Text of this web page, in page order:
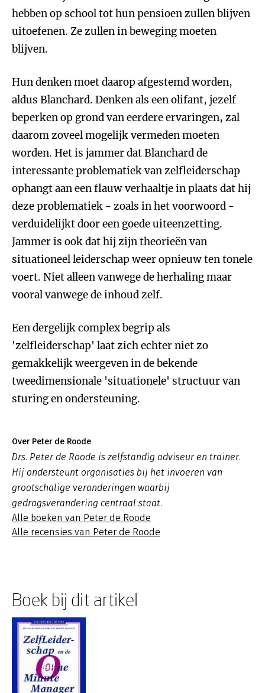
hebben op school tot hun pensioen zullen blijven
uitoefenen. Ze zullen in beweging moeten
blijven.
Hun denken moet daarop afgestemd worden,
aldus Blanchard. Denken als een olifant, jezelf
beperken op grond van eerdere ervaringen, zal
daarom zoveel mogelijk vermeden moeten
worden. Het is jammer dat Blanchard de
interessante problematiek van zelfleiderschap
ophangt aan een flauw verhaaltje in plaats dat hij
deze problematiek - zoals in het voorwoord -
verduidelijkt door een goede uiteenzetting.
Jammer is ook dat hij zijn theorieën van
situationeel leiderschap weer opnieuw ten tonele
voert. Niet alleen vanwege de herhaling maar
vooral vanwege de inhoud zelf.
Een dergelijk complex begrip als
'zelfleiderschap' laat zich echter niet zo
gemakkelijk weergeven in de bekende
tweedimensionale 'situationele' structuur van
sturing en ondersteuning.
Over Peter de Roode
Drs. Peter de Roode is zelfstandig adviseur en trainer.
Hij ondersteunt organisaties bij het invoeren van
grootschalige veranderingen waarbij
gedragsverandering centraal staat.
Alle boeken van Peter de Roode
Alle recensies van Peter de Roode
Boek bij dit artikel